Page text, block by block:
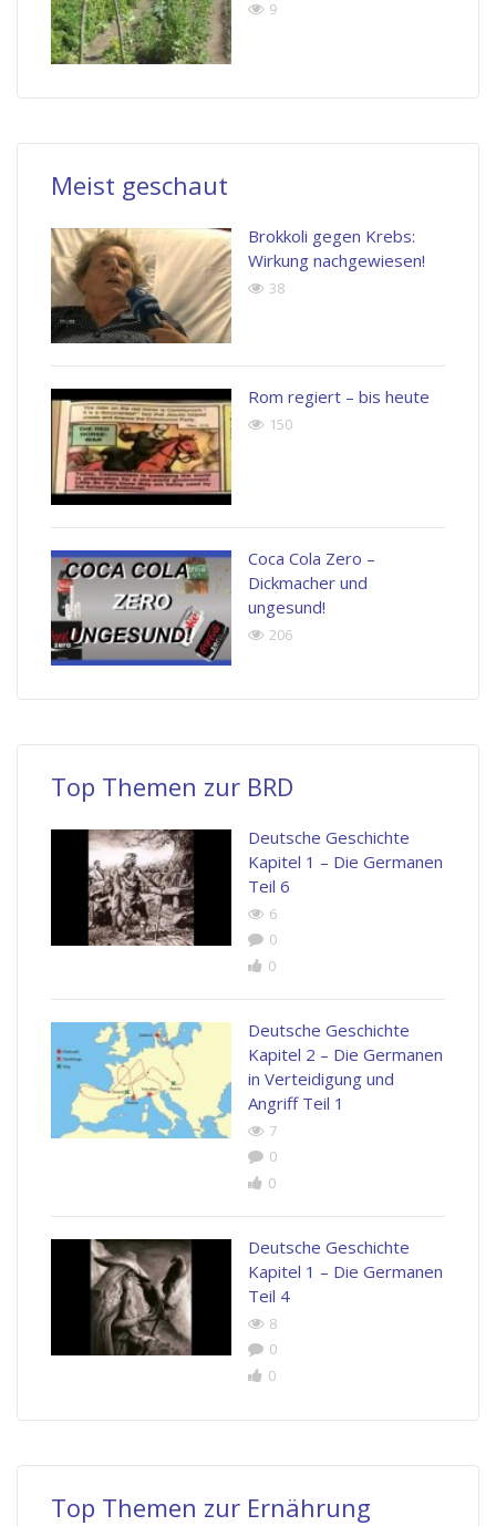
9
Meist geschaut
Brokkoli gegen Krebs:
Wirkung nachgewiesen!
38
Rom regiert – bis heute
150
Coca Cola Zero –
Dickmacher und
ungesund!
206
Top Themen zur BRD
Deutsche Geschichte
Kapitel 1 – Die Germanen
Teil 6
6
0
0
Deutsche Geschichte
Kapitel 2 – Die Germanen
in Verteidigung und
Angriff Teil 1
7
0
0
Deutsche Geschichte
Kapitel 1 – Die Germanen
Teil 4
8
0
0
Top Themen zur Ernährung